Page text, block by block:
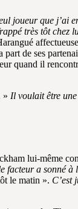
joueur que j’ai
très tôt chez
de ses
quand il
» Il voulait être
lui-même
facteur a sonné
le matin ». C’est